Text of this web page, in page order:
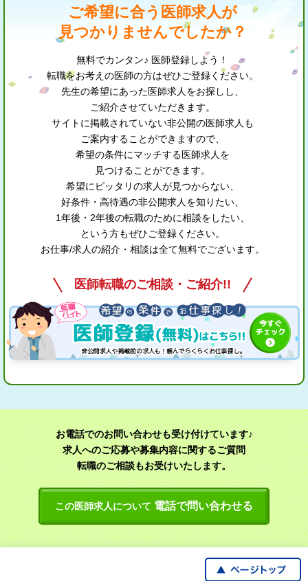
ご希望に合う医師求人が
見つかりませんでしたか？
無料でカンタン♪ 医師登録しよう！
転職をお考えの医師の方はぜひご登録ください。
先生の希望にあった医師求人をお探しし、
ご紹介させていただきます。
サイトに掲載されていない非公開の医師求人も
ご案内することができますので、
希望の条件にマッチする医師求人を
見つけることができます。
希望にピッタリの求人が見つからない、
好条件・高待遇の非公開求人を知りたい、
1年後・2年後の転職のために相談をしたい、
という方もぜひご登録ください。
お仕事/求人の紹介・相談は全て無料でございます。
医師転職のご相談・ご紹介!!
お電話でのお問い合わせも受け付けています♪
求人へのご応募や募集内容に関するご質問
転職のご相談もお受けいたします。
この医師求人について 電話で問い合わせる